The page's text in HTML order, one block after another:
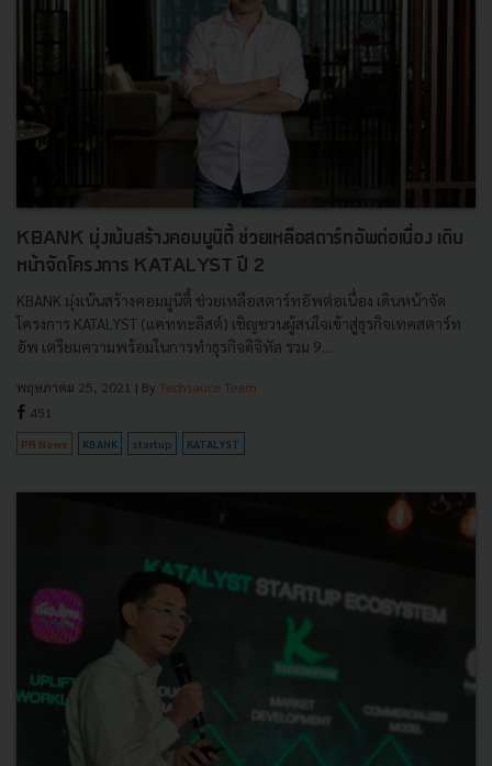
KBANK มุ่งเน้นสร้างคอมมูนิตี้ ช่วยเหลือสตาร์ทอัพต่อเนื่อง เดิน
หน้าจัดโครงการ KATALYST ปี 2
KBANK มุ่งเน้นสร้างคอมมูนิตี้ ช่วยเหลือสตาร์ทอัพต่อเนื่อง เดินหน้าจัด
โครงการ KATALYST (แคททะลิสต์) เชิญชวนผู้สนใจเข้าสู่ธุรกิจเทคสตาร์ท
อัพ เตรียมความพร้อมในการทำธุรกิจดิจิทัล รวม 9...
พฤษภาคม 25, 2021 | By Techsauce Team
451
PR News KBANK startup KATALYST